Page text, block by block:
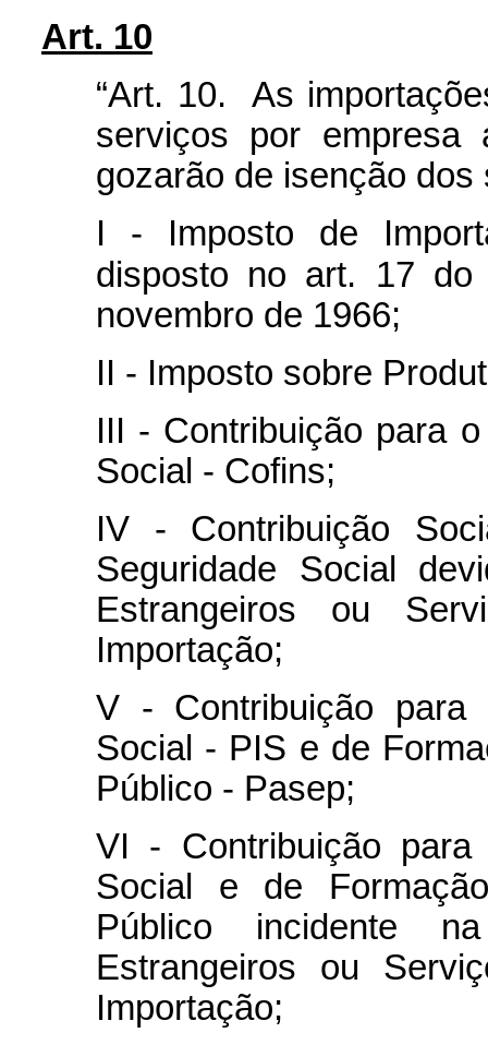
Art. 10
“Art. 10. As
serviços por empresa
gozarão de isenção
I - Imposto de
disposto no art. 17 do
novembro de 1966;
II - Imposto sobre
III - Contribuição para
Social - Cofins;
IV - Contribuição
Seguridade Social
Estrangeiros ou
Importação;
V - Contribuição para
Social - PIS e de
Público - Pasep;
VI - Contribuição
Social e de
Público incidente
Estrangeiros ou
Importação;